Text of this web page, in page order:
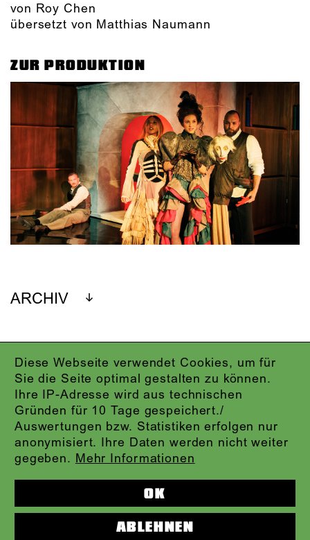
Diese Webseite verwendet Cookies, um für
Sie die Seite optimal gestalten zu können.
Ihre IP-Adresse wird aus technischen
Gründen für 10 Tage gespeichert./
Auswertungen bzw. Statistiken erfolgen nur
anonymisiert. Ihre Daten werden nicht weiter
gegeben. Mehr Informationen
OK
ABLEHNEN
von Roy Chen
übersetzt von Matthias Naumann
ZUR PRODUKTION
ARCHIV
IMPRESSUM
DATENSCHUTZ
AGB
KONTAKT
ABO-LOGIN
PRESSE
KARTENTELEFON:069.212.49.49.4